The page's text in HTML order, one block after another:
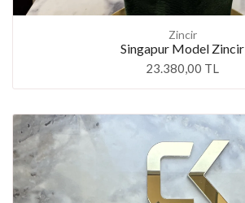
Zincir
Singapur Model Zincir
23.380,00 TL